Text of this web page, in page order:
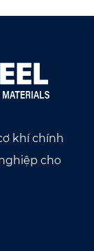
khí chính
cho